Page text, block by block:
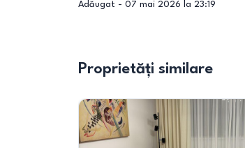
Adăugat - 07 mai 2026 la 23:19
Proprietăți similare